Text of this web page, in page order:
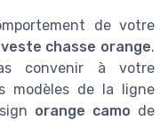
de votre
veste chasse orange.
convenir à votre
modèles de la ligne
orange camo de